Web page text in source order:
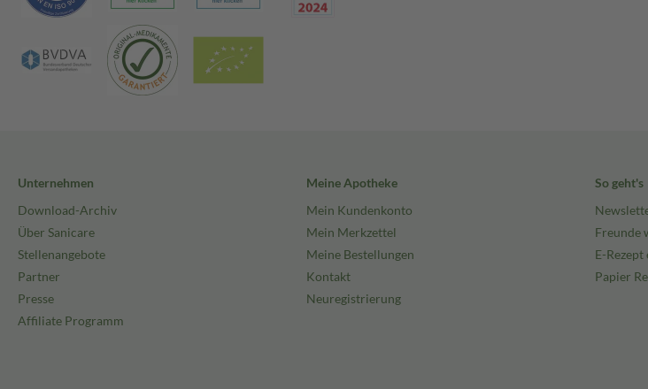
Unternehmen
Download-Archiv
Über Sanicare
Stellenangebote
Partner
Presse
Affiliate Programm
Meine Apotheke
Mein Kundenkonto
Mein Merkzettel
Meine Bestellungen
Kontakt
Neuregistrierung
So geht's
Freunde
E-Rezept
Papier